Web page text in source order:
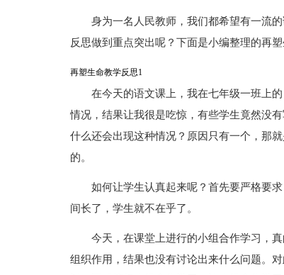
身为一名人民教师，我们都希望有一流
反思做到重点突出呢？下面是小编整理的再
再塑生命教学反思1
在今天的语文课上，我在七年级一班上
情况，结果让我很是吃惊，有些学生竟然没
什么还会出现这种情况？原因只有一个，那
的。
如何让学生认真起来呢？首先要严格要
间长了，学生就不在乎了。
今天，在课堂上进行的小组合作学习，
组织作用，结果也没有讨论出来什么问题。